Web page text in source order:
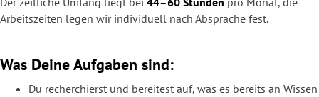
Arbeitszeiten legen wir individuell nach Absprache fest.
Was Deine Aufgaben sind:
Du recherchierst und bereitest auf, was es bereits an Wissen